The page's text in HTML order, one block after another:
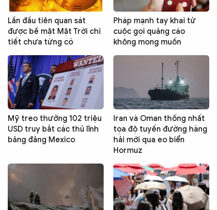
Lần đầu tiên quan sát
được bề mặt Mặt Trời chi
tiết chưa từng có
Pháp mạnh tay khai tử
cuộc gọi quảng cáo
không mong muốn
Mỹ treo thưởng 102 triệu
USD truy bắt các thủ lĩnh
băng đảng Mexico
Iran và Oman thống nhất
tọa độ tuyến đường hàng
hải mới qua eo biển
Hormuz